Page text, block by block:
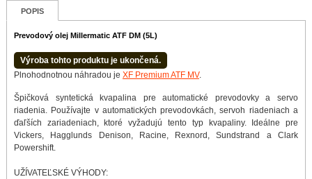
POPIS
Prevodový olej Millermatic ATF DM (5L)
Výroba tohto produktu je ukončená.
Plnohodnotnou náhradou je XF Premium ATF MV.
Špičková syntetická kvapalina pre automatické prevodovky a servo
riadenia. Používajte v automatických prevodovkách, servoh riadeniach a
ďaľších zariadeniach, ktoré vyžadujú tento typ kvapaliny. Ideálne pre
Vickers, Hagglunds Denison, Racine, Rexnord, Sundstrand a Clark
Powershift.
UŽÍVATEĽSKÉ VÝHODY: